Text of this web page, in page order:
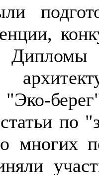
"Эко-
по
многих